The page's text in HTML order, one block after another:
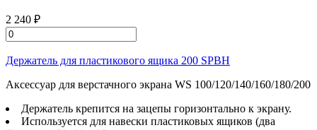
2 240 ₽
Держатель для пластикового ящика 200 SPBH
Аксессуар для верстачного экрана WS 100/120/140/160/180/200
Держатель крепится на зацепы горизонтально к экрану.
Используется для навески пластиковых ящиков (два